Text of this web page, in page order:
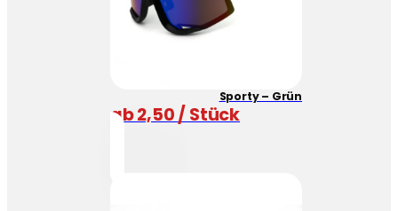
Sporty – Grün
ab 2,50 / Stück